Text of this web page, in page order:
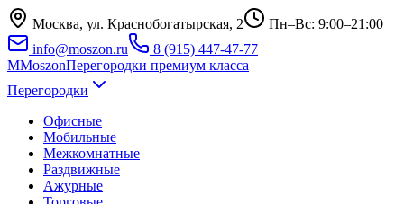
Москва, ул. Краснобогатырская, 2
Пн–Вс: 9:00–21:00
info@moszon.ru
8 (915) 447-47-77
MMoszonПерегородки премиум класса
Перегородки
Офисные
Мобильные
Межкомнатные
Раздвижные
Ажурные